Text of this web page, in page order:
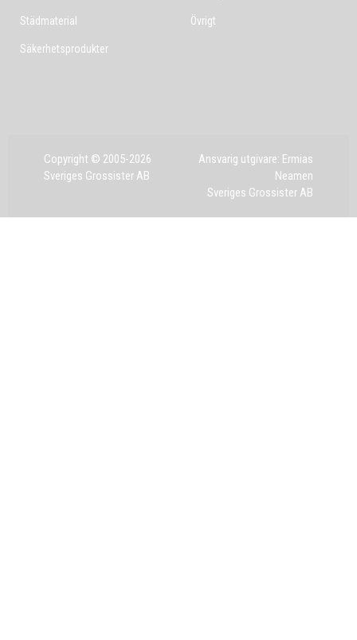
Städmaterial
Säkerhetsprodukter
Övrigt
Copyright © 2005-2026
Sveriges Grossister AB
Ansvarig utgivare: Ermias
Neamen
Sveriges Grossister AB